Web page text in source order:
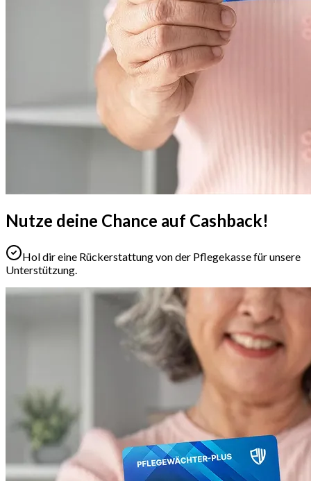
Nutze deine Chance auf Cashback!
Hol dir eine Rückerstattung von der Pflegekasse für unsere
Unterstützung.